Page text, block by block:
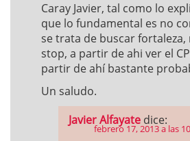
Caray Javier, tal como lo
que lo fundamental es no
se trata de buscar fortaleza,
stop, a partir de ahi ver el
partir de ahí bastante
Un saludo.
Javier Alfayate dice:
febrero 17, 2013 a las